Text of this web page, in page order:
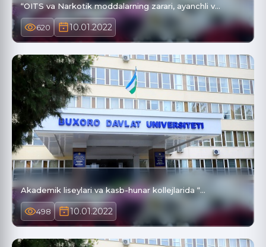
“OITS va Narkotik moddalarning zarari, ayanchli v…
620 10.01.2022
Akademik liseylari va kasb-hunar kollejlarida “…
498 10.01.2022